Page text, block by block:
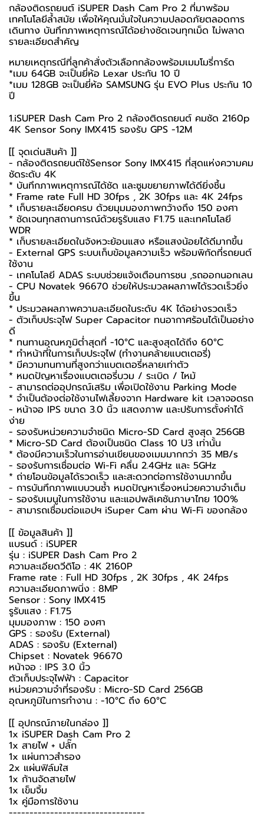
กล้องติดรถยนต์ iSUPER Dash Cam Pro 2 ที่มาพร้อม
เทคโนโลยีล้ำสมัย เพื่อให้คุณมั่นใจในความปลอดภัยตลอดการ
เดินทาง บันทึกภาพเหตุการณ์ได้อย่างชัดเจนทุกเม็ด ไม่พลาด
รายละเอียดสำคัญ
หมายเหตุกรณีที่ลูกค้าสั่งตัวเลือกกล้องพร้อมเมมโมรี่การ์ด
*เมม 64GB จะเป็นยี่ห้อ Lexar ประกัน 10 ปี
*เมม 128GB จะเป็นยี่ห้อ SAMSUNG รุ่น EVO Plus ประกัน 10
ปี
1.iSUPER Dash Cam Pro 2 กล้องติดรถยนต์ คมชัด 2160p
4K Sensor Sony IMX415 รองรับ GPS -12M
[[ จุดเด่นสินค้า ]]
- กล้องติดรถยนต์ใช้Sensor Sony IMX415 ที่สุดแห่งความคม
ชัดระดับ 4K
* บันทึกภาพเหตุการณ์ได้ชัด และซูมขยายภาพได้ดียิ่งชึ้น
* Frame rate Full HD 30fps , 2K 30fps และ 4K 24fps
* เก็บรายละเอียดครบ ด้วยมุมมองภาพกว้างถึง 150 องศา
* ชัดเจนทุกสถานการณ์ด้วยรูรับแสง F1.75 และเทคโนโลยี
WDR
* เก็บรายละเอียดในจังหวะย้อนแสง หรือแสงน้อยได้ดีมากขึ้น
- External GPS ระบบเก็บข้อมูลความเร็ว พร้อมพิกัดที่รถยนต์
ใช้งาน
- เทคโนโลยี ADAS ระบบช่วยแจ้งเตือนการชน ,รถออกนอกเลน
- CPU Novatek 96670 ช่วยให้ประมวลผลภาพได้รวดเร็วยิ่ง
ขึ้น
* ประมวลผลภาพความละเอียดในระดับ 4K ได้อย่างรวดเร็ว
- ตัวเก็บประจุไฟ Super Capacitor ทนอากาศร้อนได้เป็นอย่าง
ดี
* ทนทานอุณหภูมิต่ำสุดที่ -10°C และสูงสุดได้ถึง 60°C
* ทำหน้าที่ในการเก็บประจุไฟ (ทำงานคล้ายแบตเตอรี่)
* มีความทนทานที่สูงกว่าแบตเตอรี่หลายเท่าตัว
* หมดปัญหาเรื่องแบตเตอรี่บวม / ระเบิด / ไหม้
- สามารถต่ออุปกรณ์เสริม เพื่อเปิดใช้งาน Parking Mode
* จำเป็นต้องต่อใช้งานไฟเลี้ยงจาก Hardware kit เวลาจอดรถ
- หน้าจอ IPS ขนาด 3.0 นิ้ว แสดงภาพ และปรับการตั้งค่าได้
ง่าย
- รองรับหน่วยความจำชนิด Micro-SD Card สูงสุด 256GB
* Micro-SD Card ต้องเป็นชนิด Class 10 U3 เท่านั้น
* ต้องมีความเร็วในการอ่านเขียนของเมมมากกว่า 35 MB/s
- รองรับการเชื่อมต่อ Wi-Fi คลื่น 2.4GHz และ 5GHz
* ถ่ายโอนข้อมูลได้รวดเร็ว และสะดวกต่อการใช้งานมากขึ้น
- การบันทึกภาพแบบวนซ้ำ หมดปัญหาเรื่องหน่วยความจำเต็ม
- รองรับเมนูในการใช้งาน และแอปพลิเคชันภาษาไทย 100%
- สามารถเชื่อมต่อแอปฯ iSuper Cam ผ่าน Wi-Fi ของกล้อง
[[ ข้อมูลสินค้า ]]
แบรนด์ : iSUPER
รุ่น : iSUPER Dash Cam Pro 2
ความละเอียดวีดิโอ : 4K 2160P
Frame rate : Full HD 30fps , 2K 30fps , 4K 24fps
ความละเอียดภาพนิ่ง : 8MP
Sensor : Sony IMX415
รูรับแสง : F1.75
มุมมองภาพ : 150 องศา
GPS : รองรับ (External)
ADAS : รองรับ (External)
Chipset : Novatek 96670
หน้าจอ : IPS 3.0 นิ้ว
ตัวเก็บประจุไฟฟ้า : Capacitor
หน่วยความจำที่รองรับ : Micro-SD Card 256GB
อุณหภูมิในการทำงาน : -10°C ถึง 60°C
[[ อุปกรณ์ภายในกล่อง ]]
1x iSUPER Dash Cam Pro 2
1x สายไฟ + ปลั๊ก
1x แผ่นกาวสำรอง
2x แผ่นฟิล์มใส
1x ก้านจัดสายไฟ
1x เข็มจิ้ม
1x คู่มือการใช้งาน
---------------------------------